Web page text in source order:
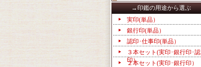
→印鑑の用途から選ぶ
実印(単品）
銀行印(単品）
認印･仕事印(単品）
３本セット(実印･銀行印･認
印）
２本セット(実印･銀行印）